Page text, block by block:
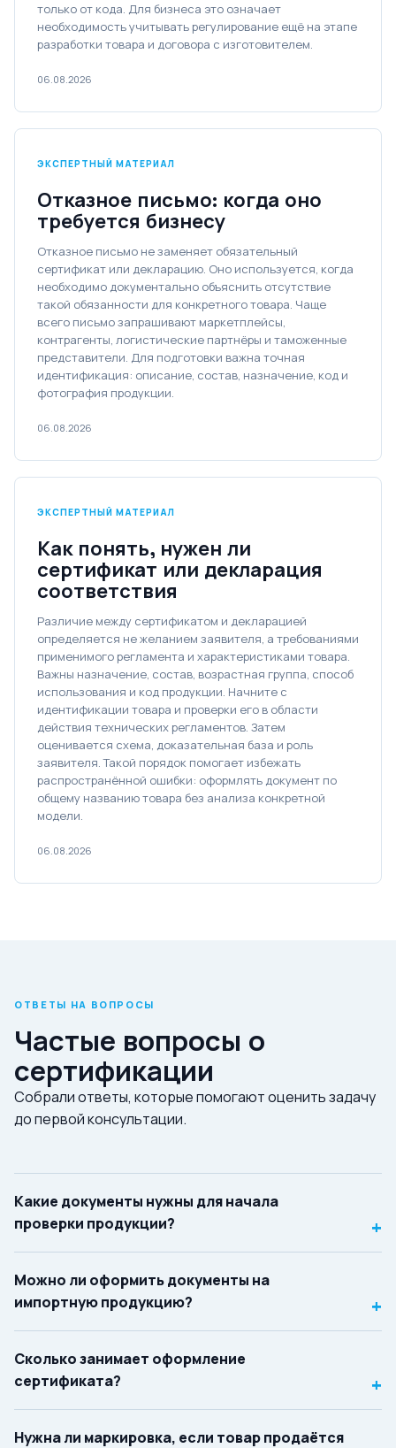
только от кода. Для бизнеса это означает
необходимость учитывать регулирование ещё на этапе
разработки товара и договора с изготовителем.
06.08.2026
ЭКСПЕРТНЫЙ МАТЕРИАЛ
Отказное письмо: когда оно
требуется бизнесу
Отказное письмо не заменяет обязательный
сертификат или декларацию. Оно используется, когда
необходимо документально объяснить отсутствие
такой обязанности для конкретного товара. Чаще
всего письмо запрашивают маркетплейсы,
контрагенты, логистические партнёры и таможенные
представители. Для подготовки важна точная
идентификация: описание, состав, назначение, код и
фотография продукции.
06.08.2026
ЭКСПЕРТНЫЙ МАТЕРИАЛ
Как понять, нужен ли
сертификат или декларация
соответствия
Различие между сертификатом и декларацией
определяется не желанием заявителя, а требованиями
применимого регламента и характеристиками товара.
Важны назначение, состав, возрастная группа, способ
использования и код продукции. Начните с
идентификации товара и проверки его в области
действия технических регламентов. Затем
оценивается схема, доказательная база и роль
заявителя. Такой порядок помогает избежать
распространённой ошибки: оформлять документ по
общему названию товара без анализа конкретной
модели.
06.08.2026
ОТВЕТЫ НА ВОПРОСЫ
Частые вопросы о
сертификации
Собрали ответы, которые помогают оценить задачу
до первой консультации.
Какие документы нужны для начала
проверки продукции?
+
Можно ли оформить документы на
импортную продукцию?
+
Сколько занимает оформление
сертификата?
+
Нужна ли маркировка, если товар продаётся